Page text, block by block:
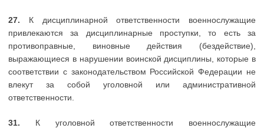
27. К дисциплинарной ответственности военнослужащие
привлекаются за дисциплинарные проступки, то есть за
противоправные, виновные действия (бездействие),
выражающиеся в нарушении воинской дисциплины, которые в
соответствии с законодательством Российской Федерации не
влекут за собой уголовной или административной
ответственности.
31. К уголовной ответственности военнослужащие